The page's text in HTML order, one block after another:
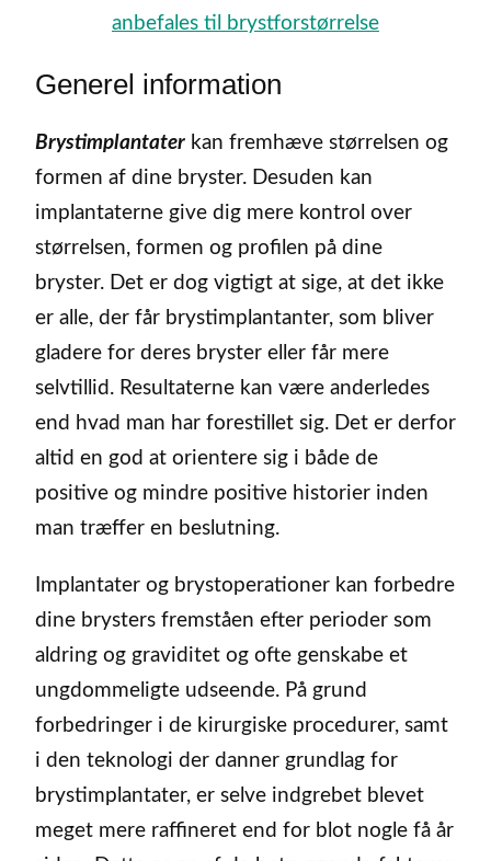
anbefales til brystforstørrelse
Generel information
Brystimplantater kan fremhæve størrelsen og
formen af dine bryster. Desuden kan
implantaterne give dig mere kontrol over
størrelsen, formen og profilen på dine
bryster. Det er dog vigtigt at sige, at det ikke
er alle, der får brystimplantanter, som bliver
gladere for deres bryster eller får mere
selvtillid. Resultaterne kan være anderledes
end hvad man har forestillet sig. Det er derfor
altid en god at orientere sig i både de
positive og mindre positive historier inden
man træffer en beslutning.
Implantater og brystoperationer kan forbedre
dine brysters fremståen efter perioder som
aldring og graviditet og ofte genskabe et
ungdommeligte udseende. På grund
forbedringer i de kirurgiske procedurer, samt
i den teknologi der danner grundlag for
brystimplantater, er selve indgrebet blevet
meget mere raffineret end for blot nogle få år